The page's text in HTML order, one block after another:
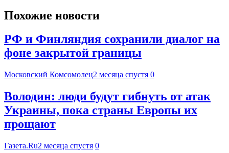
Похожие новости
РФ и Финляндия сохранили диалог на
фоне закрытой границы
Московский Комсомолец2 месяца спустя 0
Володин: люди будут гибнуть от атак
Украины, пока страны Европы их
прощают
Газета.Ru2 месяца спустя 0